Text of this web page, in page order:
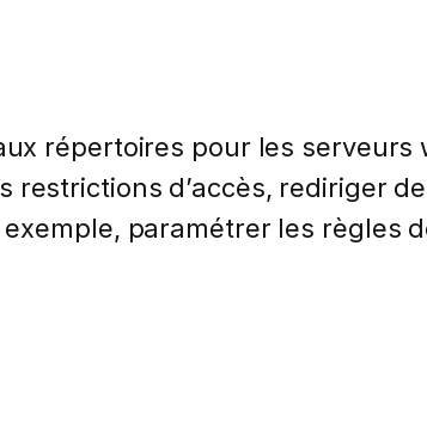
répertoires pour les serveurs
d’accès, rediriger
paramétrer les règles